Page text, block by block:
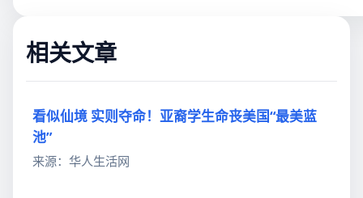
相关文章
看似仙境 实则夺命！亚裔学生命丧美国“最美蓝
池”
来源：华人生活网